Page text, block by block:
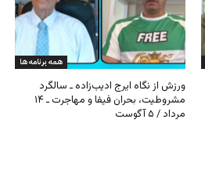
همه برنامه ها
ورزش از نگاه ایرج ادیب‌زاده ـ سالگرد
مشروطیت، بحران فیفا و مهاجرت ـ ۱۴
مرداد / ۵ آگوست